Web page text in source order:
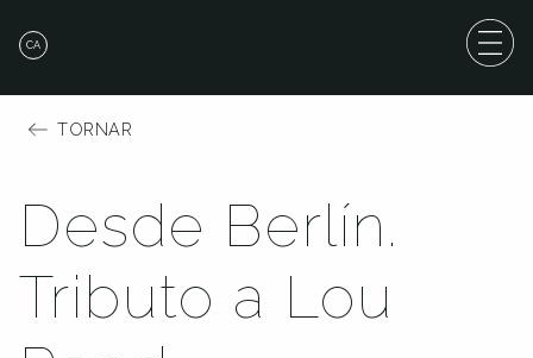
CA
TORNAR
Desde Berlín.
Tributo a Lou